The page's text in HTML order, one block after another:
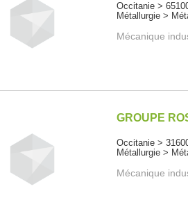
Occitanie >
Métallurgie >
Mécanique
GROUPE
Occitanie >
Métallurgie >
Mécanique